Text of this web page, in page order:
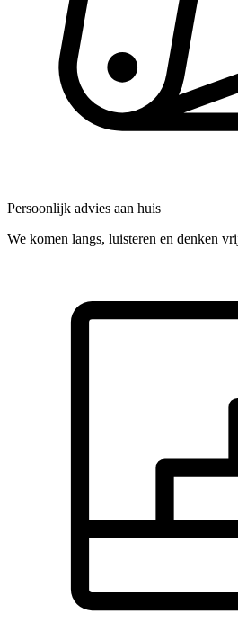
Persoonlijk advies aan huis
We komen langs, luisteren en denken